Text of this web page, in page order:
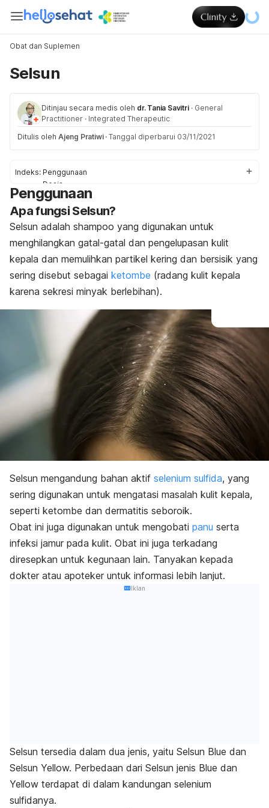
Obat dan Suplemen
Selsun
Ditinjau secara medis oleh dr. Tania Savitri · General
Practitioner · Integrated Therapeutic
Ditulis oleh Ajeng Pratiwi · Tanggal diperbarui 03/11/2021
Indeks: Penggunaan
Dosis
Peringatan
Efek Samping
Interaksi Obat
Overdosis
Penggunaan
Apa fungsi Selsun?
Selsun adalah shampoo yang digunakan untuk
menghilangkan gatal-gatal dan pengelupasan kulit
kepala dan memulihkan partikel kering dan bersisik yang
sering disebut sebagai ketombe (radang kulit kepala
karena sekresi minyak berlebihan).
Selsun mengandung bahan aktif selenium sulfida, yang
sering digunakan untuk mengatasi masalah kulit kepala,
seperti ketombe dan dermatitis seboroik.
Obat ini juga digunakan untuk mengobati panu serta
infeksi jamur pada kulit. Obat ini juga terkadang
diresepkan untuk kegunaan lain. Tanyakan kepada
dokter atau apoteker untuk informasi lebih lanjut.
Iklan
Selsun tersedia dalam dua jenis, yaitu Selsun Blue dan
Selsun Yellow. Perbedaan dari Selsun jenis Blue dan
Yellow terdapat di dalam kandungan selenium
sulfidanya.